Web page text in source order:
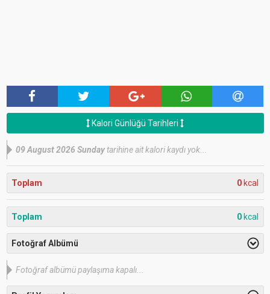
Kalori Günlüğü Tarihleri
09 August 2026 Sundaytarihine ait kalori kaydı yok...
Toplam 0 kcal
Toplam 0 kcal
Fotoğraf Albümü
Fotoğraf albümü paylaşıma kapalı...